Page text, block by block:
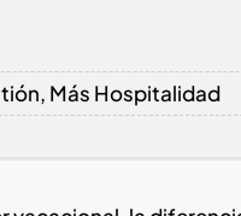
Más Hospitalidad